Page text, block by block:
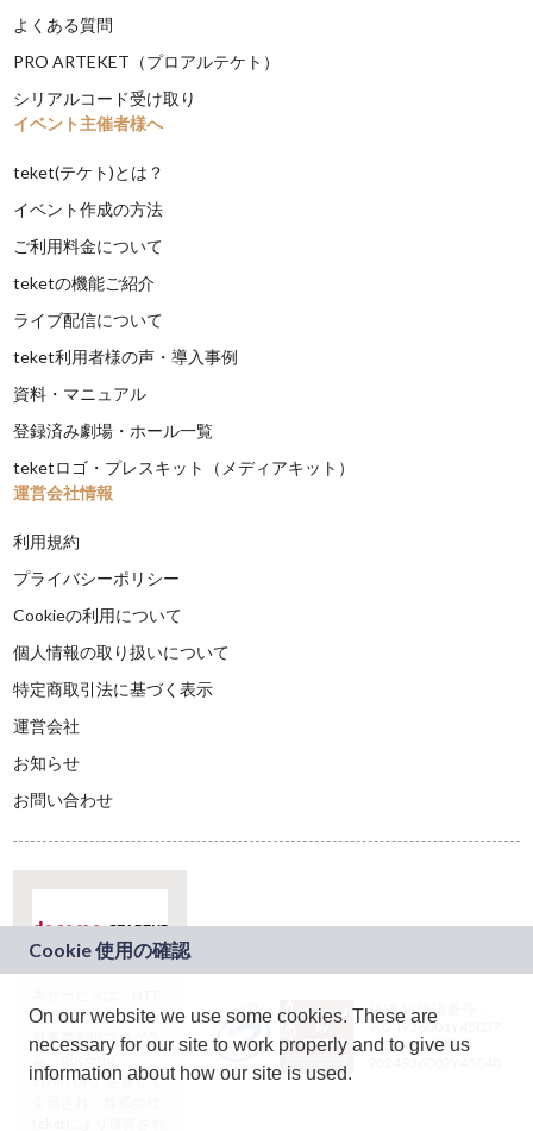
よくある質問
PRO ARTEKET（プロアルテケト）
シリアルコード受け取り
イベント主催者様へ
teket(テケト)とは？
イベント作成の方法
ご利用料金について
teketの機能ご紹介
ライブ配信について
teket利用者様の声・導入事例
資料・マニュアル
登録済み劇場・ホール一覧
teketロゴ・プレスキット（メディアキット）
運営会社情報
利用規約
プライバシーポリシー
Cookieの利用について
個人情報の取り扱いについて
特定商取引法に基づく表示
運営会社
お知らせ
お問い合わせ
ドコモグループの新
規事業創出プログラ
ム「docomo
STARTUP」を通じて
JASRAC許諾番号：
9024936001Y45037
JASRAC許諾番号：
On our website we use some cookies. These are
necessary for our site to work properly and to give us
information about how our site is used.